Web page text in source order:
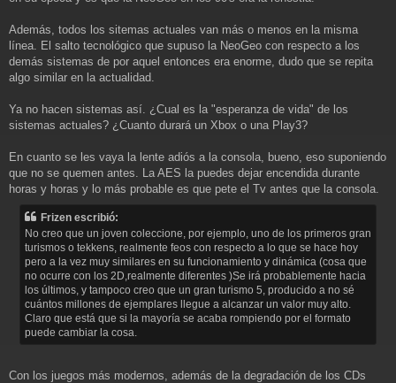
Además, todos los sitemas actuales van más o menos en la misma
línea. El salto tecnológico que supuso la NeoGeo con respecto a los
demás sistemas de por aquel entonces era enorme, dudo que se repita
algo similar en la actualidad.
Ya no hacen sistemas así. ¿Cual es la "esperanza de vida" de los
sistemas actuales? ¿Cuanto durará un Xbox o una Play3?
En cuanto se les vaya la lente adiós a la consola, bueno, eso suponiendo
que no se quemen antes. La AES la puedes dejar encendida durante
horas y horas y lo más probable es que pete el Tv antes que la consola.
Frizen escribió:
No creo que un joven coleccione, por ejemplo, uno de los primeros gran
turismos o tekkens, realmente feos con respecto a lo que se hace hoy
pero a la vez muy similares en su funcionamiento y dinámica (cosa que
no ocurre con los 2D,realmente diferentes )Se irá probablemente hacia
los últimos, y tampoco creo que un gran turismo 5, producido a no sé
cuántos millones de ejemplares llegue a alcanzar un valor muy alto.
Claro que está que si la mayoría se acaba rompiendo por el formato
puede cambiar la cosa.
Con los juegos más modernos, además de la degradación de los CDs